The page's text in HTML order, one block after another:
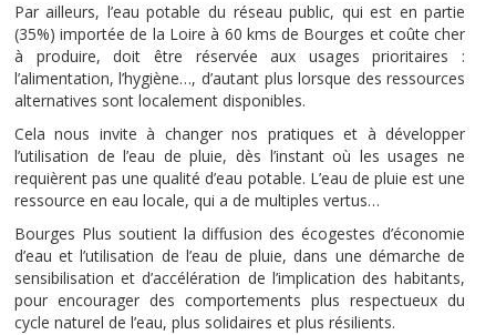
Par ailleurs, l’eau potable du réseau public, qui est en partie
(35%) importée de la Loire à 60 kms de Bourges et coûte cher
à produire, doit être réservée aux usages prioritaires :
l’alimentation, l’hygiène…, d’autant plus lorsque des ressources
alternatives sont localement disponibles.
Cela nous invite à changer nos pratiques et à développer
l’utilisation de l’eau de pluie, dès l’instant où les usages ne
requièrent pas une qualité d’eau potable. L’eau de pluie est une
ressource en eau locale, qui a de multiples vertus…
Bourges Plus soutient la diffusion des écogestes d’économie
d’eau et l’utilisation de l’eau de pluie, dans une démarche de
sensibilisation et d’accélération de l’implication des habitants,
pour encourager des comportements plus respectueux du
cycle naturel de l’eau, plus solidaires et plus résilients.